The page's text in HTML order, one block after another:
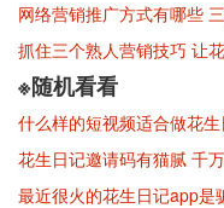
网络营销推广方式有哪些
抓住三个熟人营销技巧 让
※随机看看
什么样的短视频适合做花
花生日记邀请码有猫腻 千
最近很火的花生日记app是